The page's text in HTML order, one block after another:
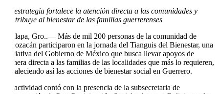
La estrategia fortalece la atención directa a las comunidades y
contribuye al bienestar de las familias guerrerenses
Chilapa, Gro..— Más de mil 200 personas de la comunidad de
Alcozacán participaron en la jornada del Tianguis del Bienestar, una
iniciativa del Gobierno de México que busca llevar apoyos de
manera directa a las familias de las localidades que más lo requieren,
fortaleciendo así las acciones de bienestar social en Guerrero.
La actividad contó con la presencia de la subsecretaria de